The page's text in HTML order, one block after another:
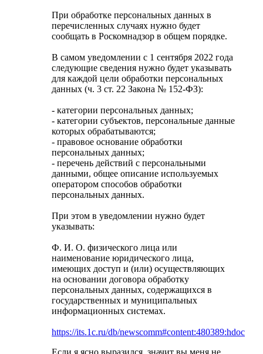
При обработке персональных данных в
перечисленных случаях нужно будет
сообщать в Роскомнадзор в общем порядке.
В самом уведомлении с 1 сентября 2022 года
следующие сведения нужно будет указывать
для каждой цели обработки персональных
данных (ч. 3 ст. 22 Закона № 152-ФЗ):
- категории персональных данных;
- категории субъектов, персональные данные
которых обрабатываются;
- правовое основание обработки
персональных данных;
- перечень действий с персональными
данными, общее описание используемых
оператором способов обработки
персональных данных.
При этом в уведомлении нужно будет
указывать:
Ф. И. О. физического лица или
наименование юридического лица,
имеющих доступ и (или) осуществляющих
на основании договора обработку
персональных данных, содержащихся в
государственных и муниципальных
информационных системах.
https://its.1c.ru/db/newscomm#content:480389:hdoc